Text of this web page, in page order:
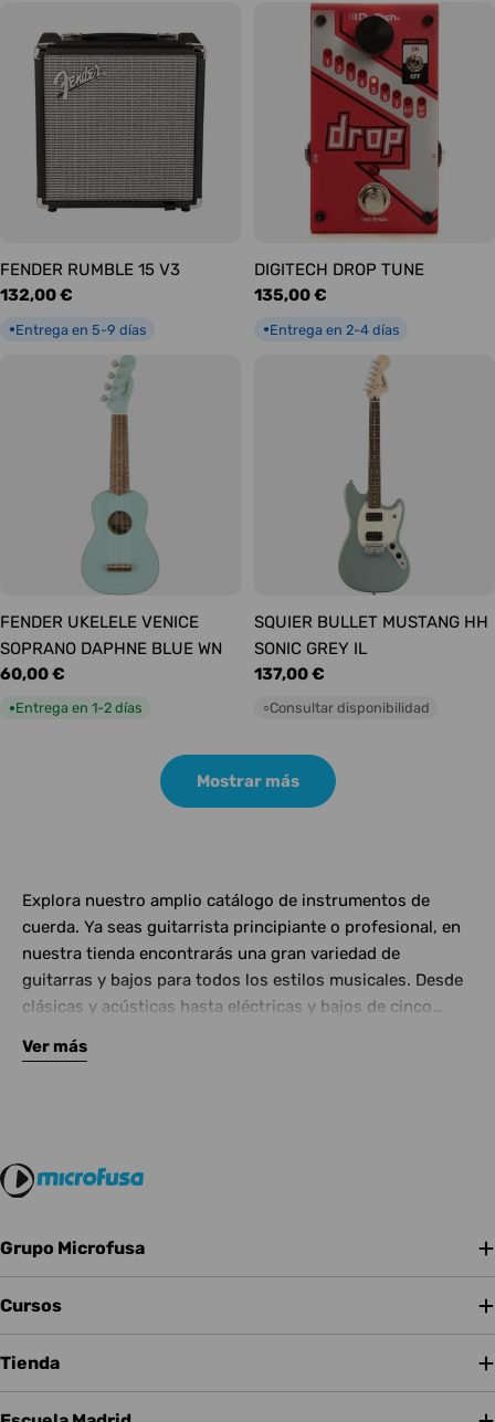
FENDER RUMBLE 15 V3
Precio
132,00 €
●Entrega en 5-9 días
DIGITECH DROP TUNE
Precio
135,00 €
●Entrega en 2-4 días
FENDER UKELELE VENICE
SOPRANO DAPHNE BLUE WN
Precio
habitual
60,00 €
●Entrega en 1-2 días
SQUIER BULLET MUSTANG HH
SONIC GREY IL
Precio
habitual
137,00 €
○Consultar disponibilidad
Mostrar más
Explora nuestro amplio catálogo de instrumentos de
cuerda. Ya seas guitarrista principiante o profesional, en
nuestra tienda encontrarás una gran variedad de
guitarras y bajos para todos los estilos musicales. Desde
clásicas y acústicas hasta eléctricas y bajos de cinco
Complementa tu instrumento con amplificadores de
Ver más
Grupo Microfusa
Cursos
Tienda